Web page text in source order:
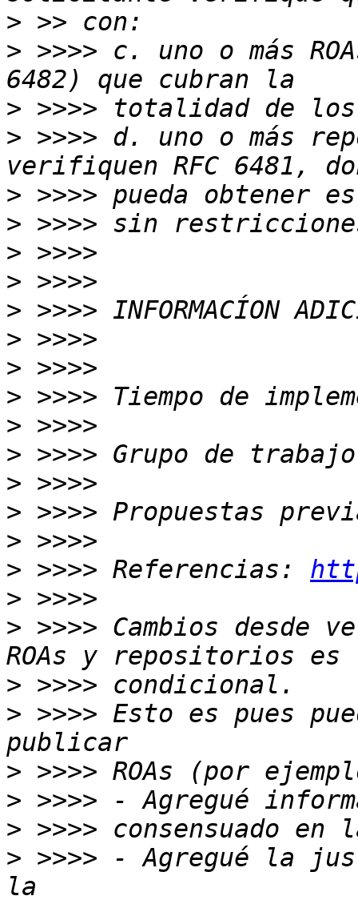
>
> >>>> c. uno o más
>
> >>>> d. uno o más
>
>
>
>
>
>
>
>
>
>
>
>
>
> >>>> Referencias:
>
> >>>> Cambios
>
> >>>> Esto es pues
>
>
>
> >>>> - Agregué la